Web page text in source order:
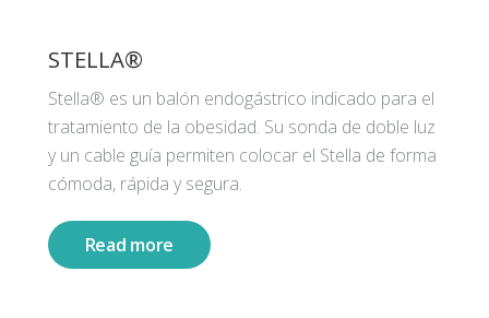
STELLA®
Stella® es un balón endogástrico indicado para el
tratamiento de la obesidad. Su sonda de doble luz
y un cable guía permiten colocar el Stella de forma
cómoda, rápida y segura.
Read more